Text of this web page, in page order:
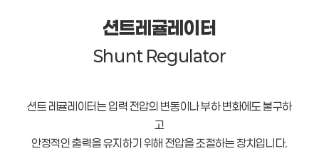
션트레귤레이터
Shunt Regulator
션트 레귤레이터는 입력 전압의 변동이나 부하 변화에도 불구하
고
안정적인 출력을 유지하기 위해 전압을 조절하는 장치입니다.